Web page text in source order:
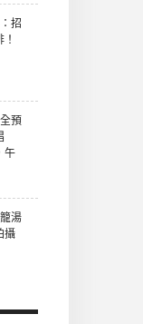
招
預
午
湯
攝